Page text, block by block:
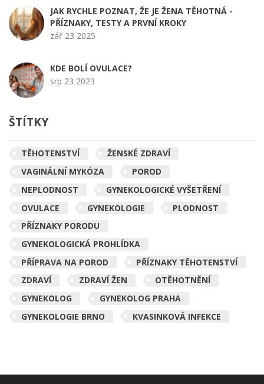
JAK RYCHLE POZNAT, ŽE JE ŽENA TĚHOTNÁ -
PŘÍZNAKY, TESTY A PRVNÍ KROKY
zář 23 2025
KDE BOLÍ OVULACE?
srp 23 2023
ŠTÍTKY
TĚHOTENSTVÍ
ŽENSKÉ ZDRAVÍ
VAGINÁLNÍ MYKÓZA
POROD
NEPLODNOST
GYNEKOLOGICKÉ VYŠETŘENÍ
OVULACE
GYNEKOLOGIE
PLODNOST
PŘÍZNAKY PORODU
GYNEKOLOGICKÁ PROHLÍDKA
PŘÍPRAVA NA POROD
PŘÍZNAKY TĚHOTENSTVÍ
ZDRAVÍ
ZDRAVÍ ŽEN
OTĚHOTNĚNÍ
GYNEKOLOG
GYNEKOLOG PRAHA
GYNEKOLOGIE BRNO
KVASINKOVÁ INFEKCE